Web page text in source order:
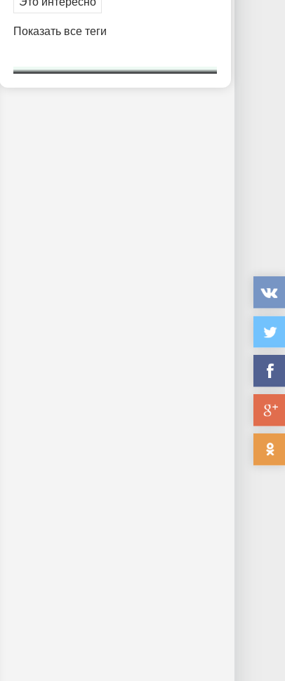
Показать все теги